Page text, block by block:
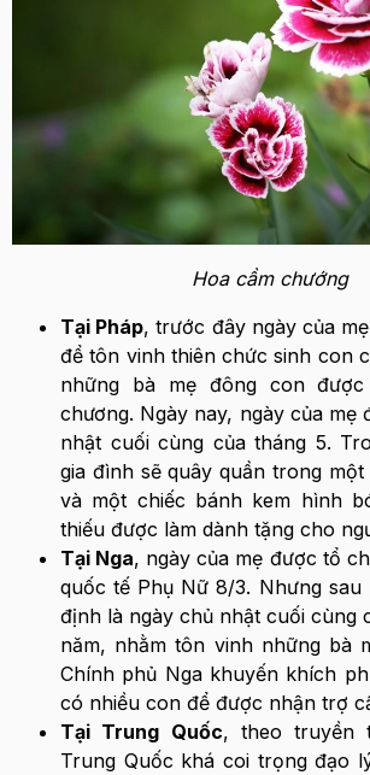
Hoa cầm chướng
Tại Pháp, trước đây ngày của
để tôn vinh thiên chức sinh con
những bà mẹ đông con
chương. Ngày nay, ngày của mẹ
nhật cuối cùng của tháng 5.
gia đình sẽ quây quần trong
và một chiếc bánh kem hình
thiếu được làm dành tặng cho
Tại Nga, ngày của mẹ được tổ
quốc tế Phụ Nữ 8/3. Nhưng
định là ngày chủ nhật cuối cùng
năm, nhằm tôn vinh những bà
Chính phủ Nga khuyến khích
có nhiều con để được nhận trợ
Tại Trung Quốc, theo truyền
Trung Quốc khá coi trọng đạo